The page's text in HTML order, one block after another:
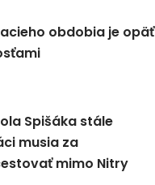
obdobia je opäť
Spišáka stále
musia za
mimo Nitry